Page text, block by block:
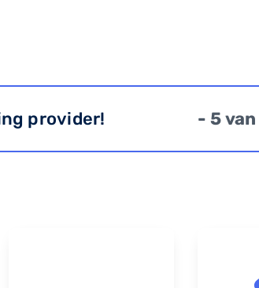
provider! - 5